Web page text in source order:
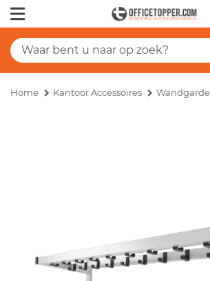
Home Kantoor Accessoires